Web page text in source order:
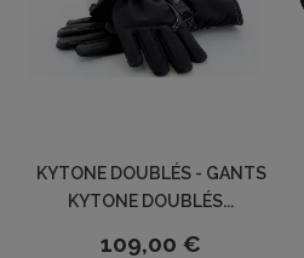
KYTONE DOUBLÉS - GANTS
KYTONE DOUBLÉS...
109,00 €